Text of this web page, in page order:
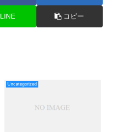
LINE コピー
Uncategorized